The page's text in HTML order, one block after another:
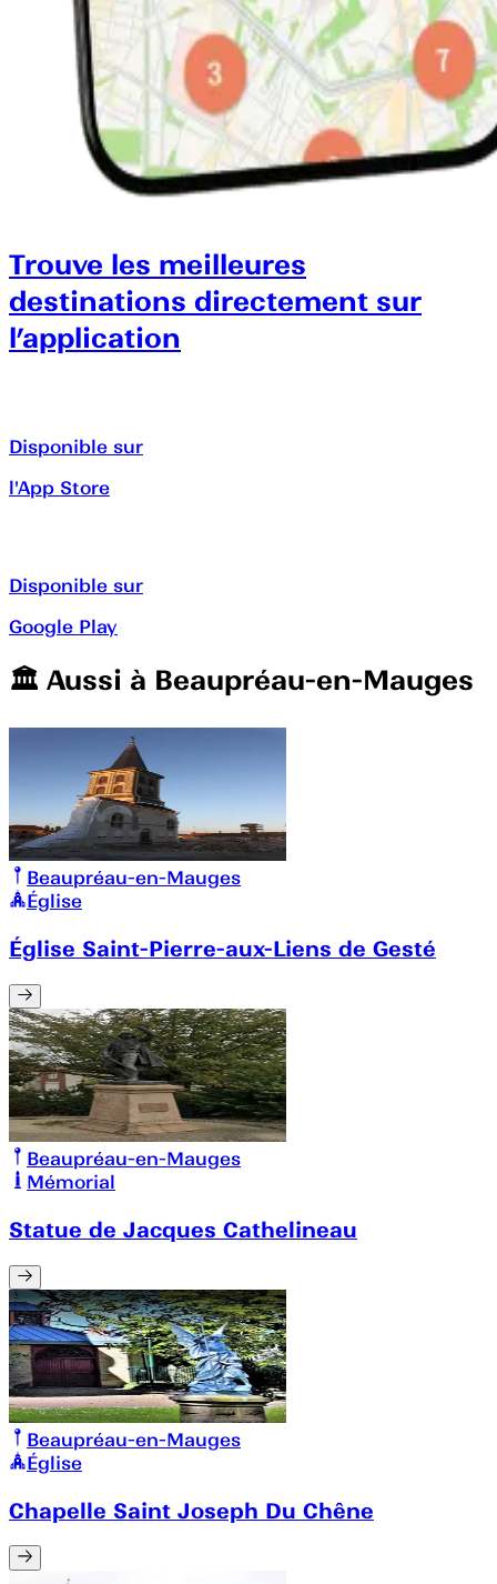
Trouve les meilleures
destinations directement sur
l’application
Disponible sur
l'App Store
Disponible sur
Google Play
🏛️️ Aussi à Beaupréau-en-Mauges
Beaupréau-en-Mauges
Église
Église Saint-Pierre-aux-Liens de Gesté
Beaupréau-en-Mauges
Mémorial
Statue de Jacques Cathelineau
Beaupréau-en-Mauges
Église
Chapelle Saint Joseph Du Chêne